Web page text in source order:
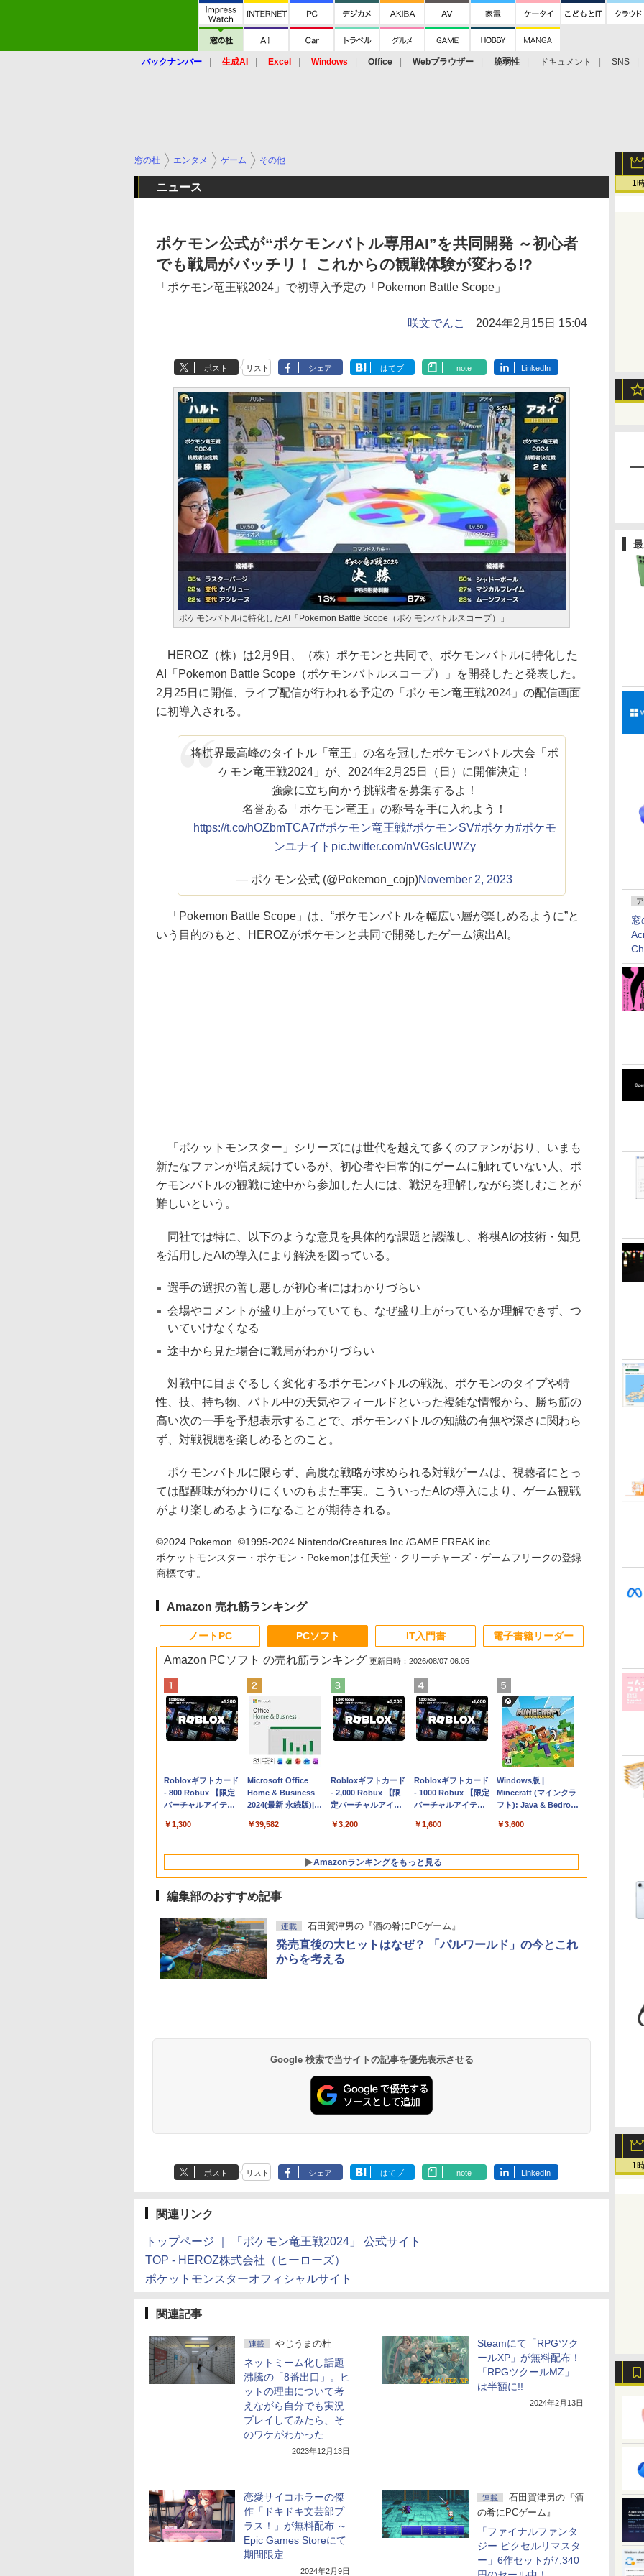
バックナンバー 生成AI Excel Windows Office Webブラウザー 脆弱性 ドキュメント SNS
1
1
窓の杜 エンタメ ゲーム その他
ニュース
ポケモン公式が“ポケモンバトル専用AI”を共同開発 ～初心者
でも戦局がバッチリ！ これからの観戦体験が変わる!?
「ポケモン竜王戦2024」で初導入予定の「Pokemon Battle Scope」
咲文でんこ 2024年2月15日 15:04
ポスト リスト シェア はてブ note LinkedIn
ポケモンバトルに特化したAI「Pokemon Battle Scope（ポケモンバトルスコープ）」
HEROZ（株）は2月9日、（株）ポケモンと共同で、ポケモンバトルに特化した
AI「Pokemon Battle Scope（ポケモンバトルスコープ）」を開発したと発表した。
2月25日に開催、ライブ配信が行われる予定の「ポケモン竜王戦2024」の配信画面
に初導入される。
将棋界最高峰のタイトル「竜王」の名を冠したポケモンバトル大会「ポ
ケモン竜王戦2024」が、2024年2月25日（日）に開催決定！
強豪に立ち向かう挑戦者を募集するよ！
名誉ある「ポケモン竜王」の称号を手に入れよう！
https://t.co/hOZbmTCA7r#ポケモン竜王戦#ポケモンSV#ポケカ#ポケモ
ンユナイト pic.twitter.com/nVGsIcUWZy
— ポケモン公式 (@Pokemon_cojp)November 2, 2023
「Pokemon Battle Scope」は、“ポケモンバトルを幅広い層が楽しめるように”と
いう目的のもと、HEROZがポケモンと共同で開発したゲーム演出AI。
「ポケットモンスター」シリーズには世代を越えて多くのファンがおり、いまも
新たなファンが増え続けているが、初心者や日常的にゲームに触れていない人、ポ
ケモンバトルの観戦に途中から参加した人には、戦況を理解しながら楽しむことが
難しいという。
同社では特に、以下のような意見を具体的な課題と認識し、将棋AIの技術・知見
を活用したAIの導入により解決を図っている。
選手の選択の善し悪しが初心者にはわかりづらい
会場やコメントが盛り上がっていても、なぜ盛り上がっているか理解できず、つ
いていけなくなる
途中から見た場合に戦局がわかりづらい
対戦中に目まぐるしく変化するポケモンバトルの戦況、ポケモンのタイプや特
性、技、持ち物、バトル中の天気やフィールドといった複雑な情報から、勝ち筋の
高い次の一手を予想表示することで、ポケモンバトルの知識の有無や深さに関わら
ず、対戦視聴を楽しめるとのこと。
ポケモンバトルに限らず、高度な戦略が求められる対戦ゲームは、視聴者にとっ
ては醍醐味がわかりにくいのもまた事実。こういったAIの導入により、ゲーム観戦
がより楽しめるようになることが期待される。
©2024 Pokemon. ©1995-2024 Nintendo/Creatures Inc./GAME FREAK inc.
ポケットモンスター・ポケモン・Pokemonは任天堂・クリーチャーズ・ゲームフリークの登録
商標です。
Amazon 売れ筋ランキング
ノートPC
Apple 2026
MacBook Neo A18
Proチップ搭載13イ
AIとApple
Retinaディスプレ
512GB SSD、1080p
FaceTime HDカメ
ラ、Touch ID - イン
AppleCare+ for 13イ
ンチMacBook
Neo(A18 Pro)|ダウン
ロード版
￥162,598
tomtoc 360°保護
15.6 16インチ パソコ
ンケース Dell NEC
dynabook Lenovo
￥2,952
Apple 2026
MacBook Air M5チ
ップ搭載13インチノ
Apple Intelligence、
Retinaディスプレ
イ、24GBユニファイ
ドメモリ、1TB
イト + 3年延長
AppleCare+ for 13イ
ンチMacBook
Air(M5)|ダウンロー
￥347,600
【Amazon.co.jp限
定】 HP ノートパソ
コン 15-fd 15.6イン
512GB SSD インテ
￥129,800
FMV ノートパソコン
WE1-K3 (MS 365
Personal/Copilotキー
型/Core i5/16GB/SSD
FMVWK3E15W_AZ
￥123,400
PCソフト
Amazon PCソフト の売れ筋ランキング 更新日時：2026/08/07 06:05
Robloxギフトカード
- 800 Robux 【限定
バーチャルアイテム
ンゲームコード】 ロ
インコード版
￥1,300
Microsoft Office
Home & Business
2024(最新 永続版)|オ
版|Windows11、
￥39,582
Robloxギフトカード
- 2,000 Robux 【限
定バーチャルアイテ
インゲームコード】
ラインコード版
￥3,200
Robloxギフトカード
- 1000 Robux 【限定
バーチャルアイテム
ンゲームコード】 ロ
ンコード版
￥1,600
Windows版 |
Minecraft (マインクラ
フト): Java & Bedrock
ード版
￥3,600
Amazonランキングをもっと見る
IT入門書
ズ (はぴーイラスト
マニュアル AI副業に
もKindle出版にも！
非エンジニアのため
のAIコーディング入
￥99
￥2,326
電子書籍リーダー
続バッテリー、6イン
書籍リーダー、ブラ
ック、16GB、広告な
￥19,980
るさ自動調整、色調
持続バッテリー、広
告なし、メタリック
ブラック
￥32,980
レイ、色調調節ライ
ッテリー、広告無
し、ブラック (2025
年発売)
￥39,980
編集部のおすすめ記事
連載 石田賀津男の『酒の肴にPCゲーム』
発売直後の大ヒットはなぜ？ 「パルワールド」の今とこれ
からを考える
Google 検索で当サイトの記事を優先表示させる
ポスト リスト シェア はてブ note LinkedIn
関連リンク
トップページ ｜ 「ポケモン竜王戦2024」 公式サイト
TOP - HEROZ株式会社（ヒーローズ）
ポケットモンスターオフィシャルサイト
関連記事
連載 やじうまの杜
ネットミーム化し話題
沸騰の「8番出口」。ヒ
ットの理由について考
えながら自分でも実況
プレイしてみたら、そ
のワケがわかった
2023年12月13日
Steamにて「RPGツク
ールXP」が無料配布！
「RPGツクールMZ」
は半額に!!
2024年2月13日
恋愛サイコホラーの傑
作「ドキドキ文芸部プ
ラス！」が無料配布 ～
Epic Games Storeにて
期間限定
2024年2月9日
連載
石田賀津男の『酒
の肴にPCゲーム』
「ファイナルファンタ
ジー ピクセルリマスタ
ー」6作セットが7,340